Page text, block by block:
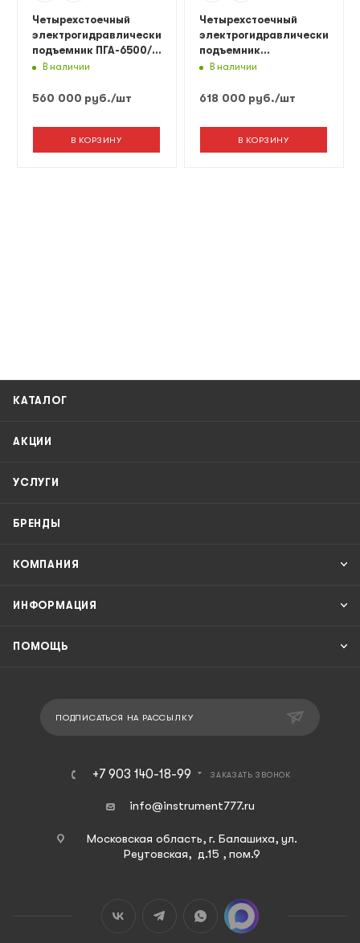
Четырехстоечный
электрогидравлический
подъемник ПГА-6500/4
(слесарный) Серый
В наличии
560 000 руб./шт
В КОРЗИНУ
Четырехстоечный
электрогидравлический
подъемник
ПГА-6500/4Серый
В наличии
618 000 руб./шт
В КОРЗИНУ
КАТАЛОГ
АКЦИИ
УСЛУГИ
БРЕНДЫ
КОМПАНИЯ
ИНФОРМАЦИЯ
ПОМОЩЬ
ПОДПИСАТЬСЯ НА РАССЫЛКУ
+7 903 140-18-99 ЗАКАЗАТЬ ЗВОНОК
info@instrument777.ru
Московская область, г. Балашиха, ул.
Реутовская, д.15 , пом.9